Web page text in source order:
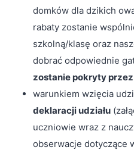
domków dla dzikich
rabaty zostanie
szkolną/klasę oraz
dobrać odpowiednie
zostanie pokryty
warunkiem wzięcia
deklaracji udziału
uczniowie wraz z
obserwacje dotyczące